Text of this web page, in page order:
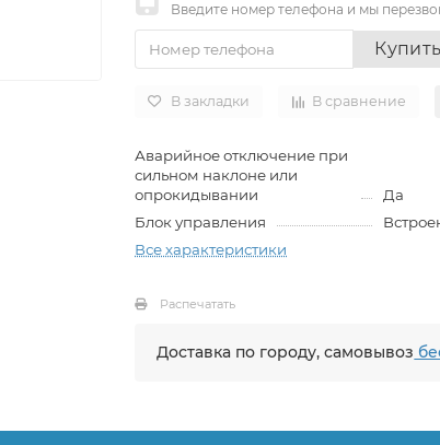
Введите номер телефона и мы
Купить
В закладки В сравнение
Аварийное отключение при
сильном наклоне или
опрокидывании
Да
Блок управления
Все характеристики
Распечатать
Доставка по городу, самовывоз